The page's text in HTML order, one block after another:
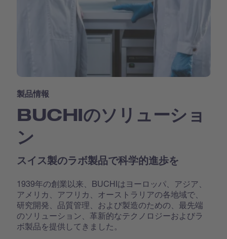
製品情報
BUCHIのソリューショ
ン
スイス製のラボ製品で科学的進歩を
1939年の創業以来、BUCHIはヨーロッパ、アジア、
アメリカ、アフリカ、オーストラリアの各地域で、
研究開発、品質管理、および製造のための、最先端
のソリューション、革新的なテクノロジーおよびラ
ボ製品を提供してきました。